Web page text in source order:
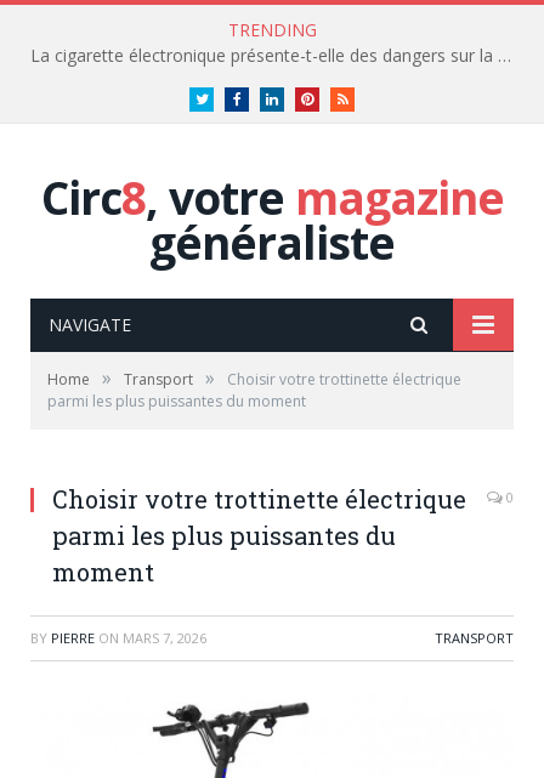
TRENDING
La cigarette électronique présente-t-elle des dangers sur la santé?
TwitterFacebookLinkedInPinterestRSS
Circ8, votre magazine
généraliste
NAVIGATE
Home » Transport »
Choisir votre trottinette électrique
parmi les plus puissantes du moment
Choisir votre trottinette électrique
parmi les plus puissantes du
moment
0
BY PIERRE ON MARS 7, 2026 TRANSPORT